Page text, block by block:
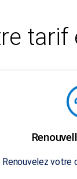
Renouvelez votre